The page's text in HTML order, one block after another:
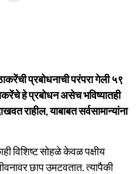
प्रबोधनाची परंपरा गेली ५९
हे प्रबोधन असेच भविष्यातही
राहील, याबाबत सर्वसामान्यांना
विशिष्ट सोहळे केवळ पक्षीय
छाप उमटवतात. त्यापैकी